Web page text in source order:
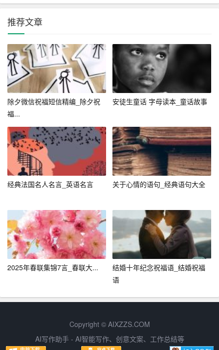
微信段子，请直接忽略这条规则。”这句话以幽默的方式传
达了信任的重要性，同时也讽刺了网络信息的真实性问
题，引人深思。
四、跨文化交流，笑无国界
随着全球化的加深，微信笑话段子也开始跨越文化和语言
的界限，成为国际交流的桥梁。一些基于特定文化背景的
笑话，经过翻译和再创作后，也能在其他文化群体中引发
共鸣。比如，“问：为什么鸟儿冬天要飞到南方？答：因为
走过去太慢了。”这个简单的笑话，无论在哪个国家都能引
起笑声，因为它触及了人类共有的对速度与效率的追求。
五、情感共鸣 ，温暖人心
在快节奏的现代生活中，人与人之间的情感交流变得尤为
心的纽带。比如：“问：什么是孤独？答：就是突然收到一
个好友的验证请求，一看名字是‘前前任’。”这句话虽简短
却深刻，触动了许多人对于过去情感经历的回忆与感慨，
提醒我们珍惜眼前人。
总而言之，微信笑话段子以其独特的魅力，成为了现代人
了无尽的欢笑与乐趣；更重要的是，它们以幽默的方式反
映了社会现象，传递了生活智慧与人生哲理。在这个信息
推荐文章
除夕微信祝福短信精编_除夕祝
福...
安徒生童话 字母读本_童话故事
经典法国名人名言_英语名言 关于心情的语句_经典语句大全
2025年春联集锦7言_春联大...
结婚十年纪念祝福语_结婚祝福
语
Copyright © AIXZZS.COM
AI写作助手 - AI智能写作、创意文案、工作总结等